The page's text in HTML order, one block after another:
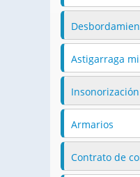
Astigarraga
Insonorización
Armarios
Contrato de